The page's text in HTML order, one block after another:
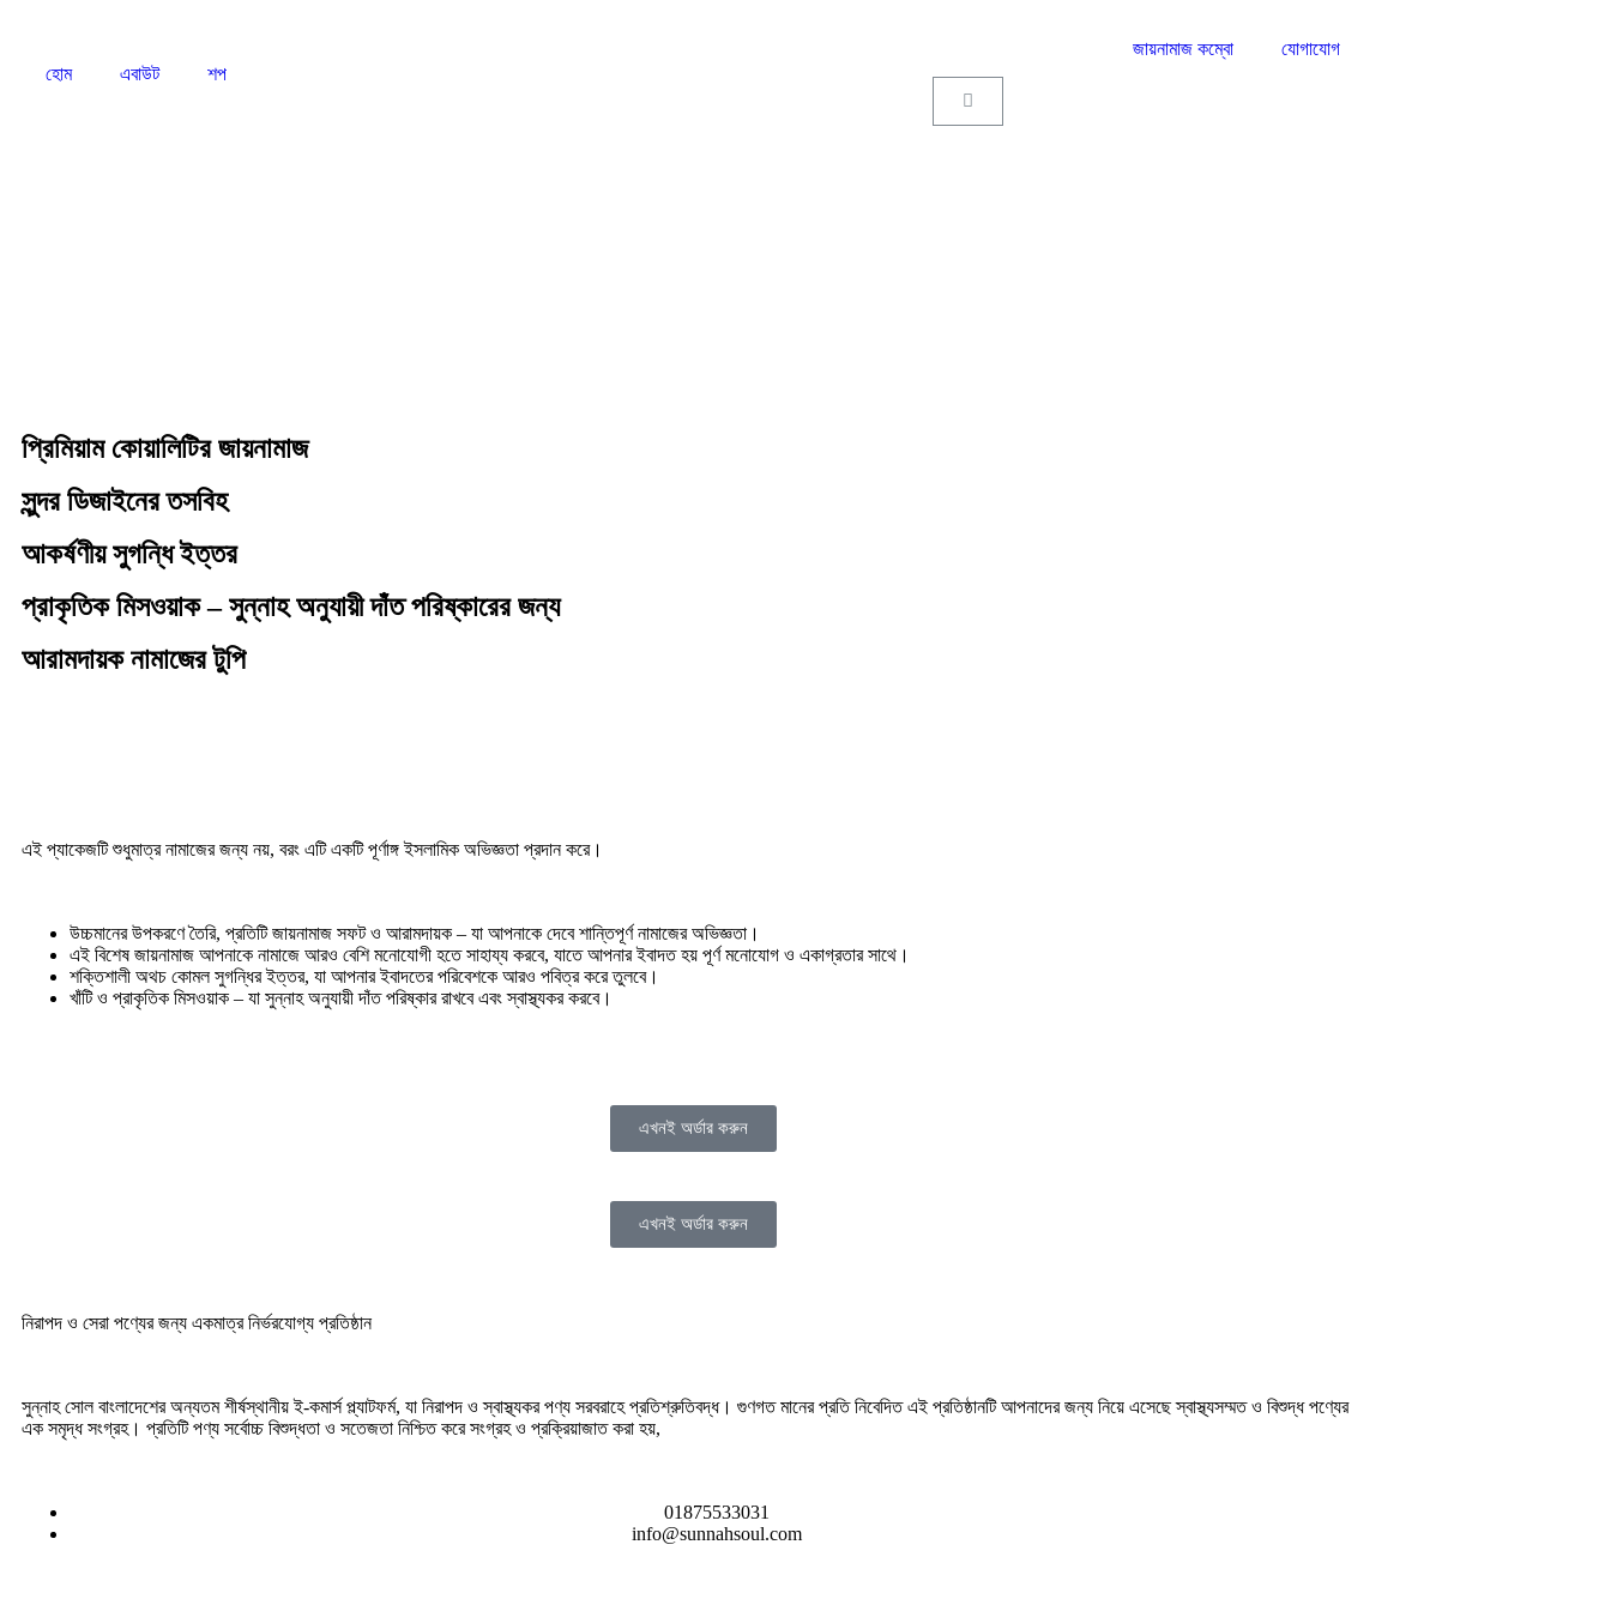
হোম এবাউট শপ
জায়নামাজ কম্বো যোগাযোগ
প্রিমিয়াম কোয়ালিটির জায়নামাজ
সুন্দর ডিজাইনের তসবিহ
আকর্ষণীয় সুগন্ধি ইত্তর
প্রাকৃতিক মিসওয়াক – সুন্নাহ অনুযায়ী দাঁত পরিষ্কারের জন্য
আরামদায়ক নামাজের টুপি
এই প্যাকেজটি শুধুমাত্র নামাজের জন্য নয়, বরং এটি একটি পূর্ণাঙ্গ ইসলামিক অভিজ্ঞতা প্রদান করে।
উচ্চমানের উপকরণে তৈরি, প্রতিটি জায়নামাজ সফট ও আরামদায়ক – যা আপনাকে দেবে শান্তিপূর্ণ নামাজের অভিজ্ঞতা।
এই বিশেষ জায়নামাজ আপনাকে নামাজে আরও বেশি মনোযোগী হতে সাহায্য করবে, যাতে আপনার ইবাদত হয় পূর্ণ মনোযোগ ও একাগ্রতার সাথে।
শক্তিশালী অথচ কোমল সুগন্ধির ইত্তর, যা আপনার ইবাদতের পরিবেশকে আরও পবিত্র করে তুলবে।
খাঁটি ও প্রাকৃতিক মিসওয়াক – যা সুন্নাহ অনুযায়ী দাঁত পরিষ্কার রাখবে এবং স্বাস্থ্যকর করবে।
এখনই অর্ডার করুন
এখনই অর্ডার করুন
নিরাপদ ও সেরা পণ্যের জন্য একমাত্র নির্ভরযোগ্য প্রতিষ্ঠান
সুন্নাহ সোল বাংলাদেশের অন্যতম শীর্ষস্থানীয় ই-কমার্স প্ল্যাটফর্ম, যা নিরাপদ ও স্বাস্থ্যকর পণ্য সরবরাহে প্রতিশ্রুতিবদ্ধ। গুণগত মানের প্রতি নিবেদিত এই প্রতিষ্ঠানটি আপনাদের জন্য নিয়ে এসেছে স্বাস্থ্যসম্মত ও বিশুদ্ধ পণ্যের
এক সমৃদ্ধ সংগ্রহ। প্রতিটি পণ্য সর্বোচ্চ বিশুদ্ধতা ও সতেজতা নিশ্চিত করে সংগ্রহ ও প্রক্রিয়াজাত করা হয়,
01875533031
info@sunnahsoul.com